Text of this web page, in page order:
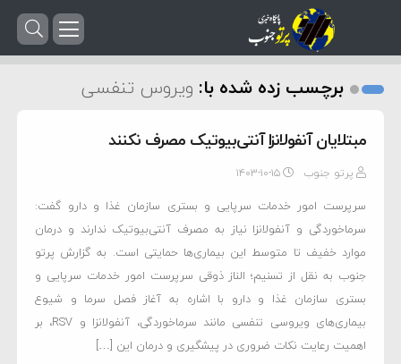
برچسب زده شده با: ویروس تنفسی
مبتلایان آنفولانزا آنتی‌بیوتیک مصرف نکنند
پرتو جنوب ۱۴۰۳-۱۰-۱۵
سرپرست امور خدمات سرپایی و بستری سازمان غذا و دارو گفت:
سرماخوردگی و آنفولانزا نیاز به مصرف آنتی‌بیوتیک ندارند و درمان
موارد خفیف تا متوسط این بیماری‌ها حمایتی است. به گزارش پرتو
جنوب به نقل از تسنیم؛ الناز ذوقی سرپرست امور خدمات سرپایی و
بستری سازمان غذا و دارو با اشاره به آغاز فصل سرما و شیوع
بیماری‌های ویروسی تنفسی مانند سرماخوردگی، آنفولانزا و RSV، بر
اهمیت رعایت نکات ضروری در پیشگیری و درمان این […]